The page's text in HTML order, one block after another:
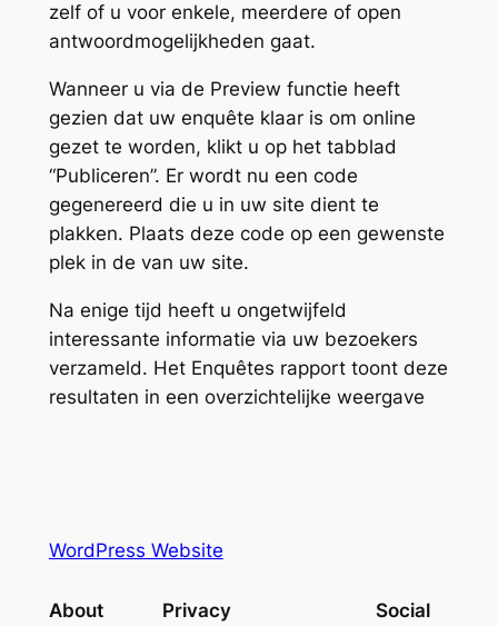
zelf of u voor enkele, meerdere of open
antwoordmogelijkheden gaat.
Wanneer u via de Preview functie heeft
gezien dat uw enquête klaar is om online
gezet te worden, klikt u op het tabblad
“Publiceren”. Er wordt nu een code
gegenereerd die u in uw site dient te
plakken. Plaats deze code op een gewenste
plek in de van uw site.
Na enige tijd heeft u ongetwijfeld
interessante informatie via uw bezoekers
verzameld. Het Enquêtes rapport toont deze
resultaten in een overzichtelijke weergave
WordPress Website
About Privacy Social